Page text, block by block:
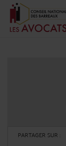
PARTAGER SUR :